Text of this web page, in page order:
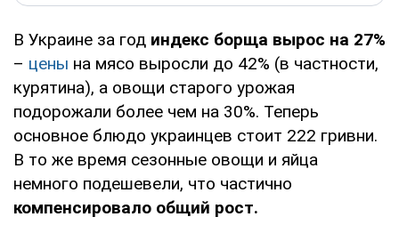
В Украине за год индекс борща вырос на 27%
– цены на мясо выросли до 42% (в частности,
курятина), а овощи старого урожая
подорожали более чем на 30%. Теперь
основное блюдо украинцев стоит 222 гривни.
В то же время сезонные овощи и яйца
немного подешевели, что частично
компенсировало общий рост.